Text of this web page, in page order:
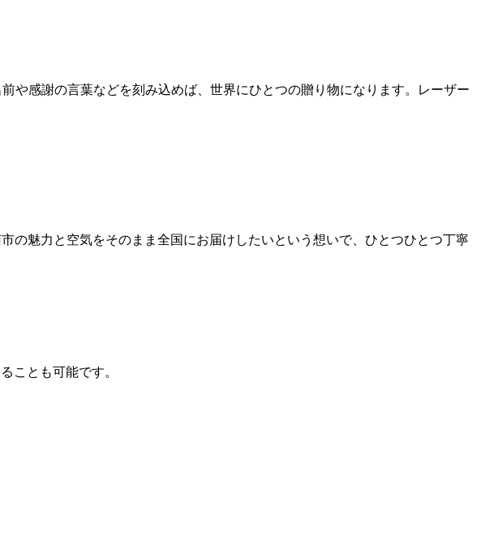
感謝の言葉などを刻み込めば、世界にひとつの贈り物になります。レーザー
の魅力と空気をそのまま全国にお届けしたいという想いで、ひとつひとつ丁寧
ことも可能です。